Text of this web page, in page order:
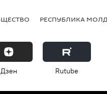
РЕСПУБЛИКА
Дзен Rutube